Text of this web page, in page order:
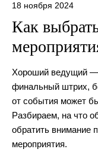
18 ноября 2024
Как
Хороший ведущий —
финальный штрих,
от события может
Разбираем, на что
обратить внимание
мероприятия.